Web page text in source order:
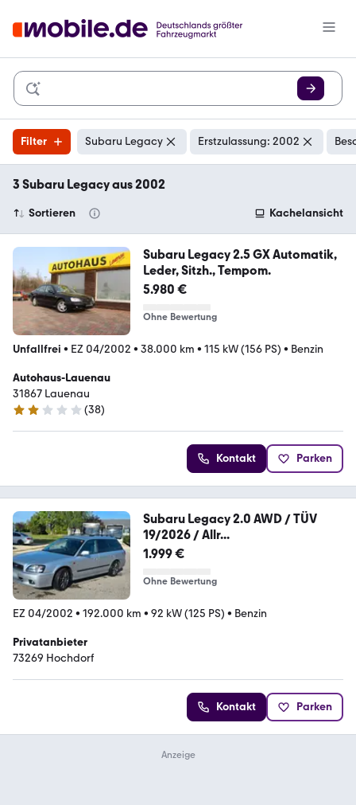
Filter Subaru Legacy Erstzulassung: 2002
3 Subaru Legacy aus 2002
Sortieren Kachelansicht
Subaru Legacy 2.5 GX Automatik,
Leder, Sitzh., Tempom.
5.980 €
Ohne Bewertung
Unfallfrei • EZ 04/2002 • 38.000 km • 115 kW (156 PS) • Benzin
Autohaus-Lauenau
31867 Lauenau
2.2 Sterne
(38)
Kontakt Parken
Subaru Legacy 2.0 AWD / TÜV
19/2026 / Allr...
1.999 €
Ohne Bewertung
EZ 04/2002 • 192.000 km • 92 kW (125 PS) • Benzin
Privatanbieter
73269 Hochdorf
Kontakt Parken